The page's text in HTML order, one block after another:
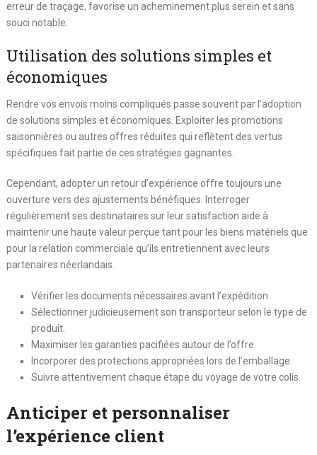
erreur de traçage, favorise un acheminement plus serein et sans
souci notable.
Utilisation des solutions simples et
économiques
Rendre vos envois moins compliqués passe souvent par l’adoption
de solutions simples et économiques. Exploiter les promotions
saisonnières ou autres offres réduites qui reflètent des vertus
spécifiques fait partie de ces stratégies gagnantes.
Cependant, adopter un retour d’expérience offre toujours une
ouverture vers des ajustements bénéfiques. Interroger
régulièrement ses destinataires sur leur satisfaction aide à
maintenir une haute valeur perçue tant pour les biens matériels que
pour la relation commerciale qu’ils entretiennent avec leurs
partenaires néerlandais.
Vérifier les documents nécessaires avant l’expédition.
Sélectionner judicieusement son transporteur selon le type de
produit.
Maximiser les garanties pacifiées autour de l’offre.
Incorporer des protections appropriées lors de l’emballage.
Suivre attentivement chaque étape du voyage de votre colis.
Anticiper et personnaliser
l’expérience client